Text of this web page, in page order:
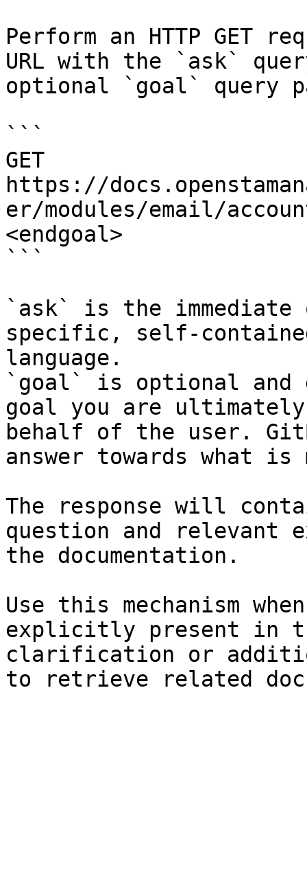
Perform an HTTP GET
URL with the `ask`
optional `goal` query
```
GET
https://
er/modules/email/
<endgoal>
```
`ask` is the
specific, self-
language.
`goal` is optional and
goal you are
behalf of the user.
answer towards what
The response will
question and relevant
the documentation.
Use this mechanism
explicitly present in
clarification or